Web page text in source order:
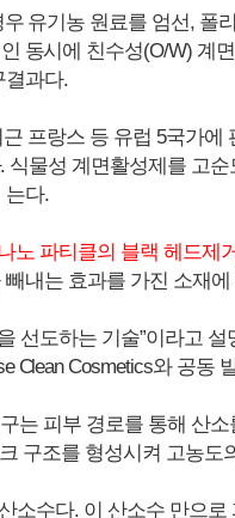
유기농 원료를 엄선, 폴
동시에 친수성(O/W) 계
결과다.
근 프랑스 등 유럽 5국가
물성 계면활성제를 고
는다.
노 파티클의 블랙 헤드제
내는 효과를 가진 소재
선도하는 기술”이라고
Clean Cosmetics와 공동
는 피부 경로를 통해 산
구조를 형성시켜 고농도
소수다. 이 산소수 만으